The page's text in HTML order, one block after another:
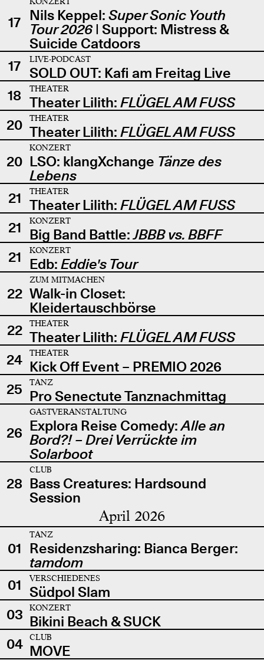
17 Nils Keppel: Super Sonic Youth
Tour 2026| Support: Mistress &
Suicide Catdoors
17
LIVE-PODCAST
SOLD OUT: Kafi am Freitag Live
18
THEATER
Theater Lilith: FLÜGEL AM FUSS
20
THEATER
Theater Lilith: FLÜGEL AM FUSS
20
KONZERT
LSO: klangXchange Tänze des
Lebens
21
THEATER
Theater Lilith: FLÜGEL AM FUSS
21
KONZERT
Big Band Battle:JBBB vs. BBFF
21
KONZERT
Edb: Eddie's Tour
22
ZUM MITMACHEN
Walk-in Closet:
Kleidertauschbörse
22
THEATER
Theater Lilith: FLÜGEL AM FUSS
24
THEATER
Kick Off Event – PREMIO 2026
25
TANZ
Pro Senectute Tanznachmittag
26
GASTVERANSTALTUNG
Explora Reise Comedy:Alle an
Bord?! – Drei Verrückte im
Solarboot
28
CLUB
Bass Creatures: Hardsound
Session
April 2026
01
TANZ
Residenzsharing: Bianca Berger:
tamdom
01
VERSCHIEDENES
Südpol Slam
03
KONZERT
Bikini Beach & SUCK
04
CLUB
MOVE